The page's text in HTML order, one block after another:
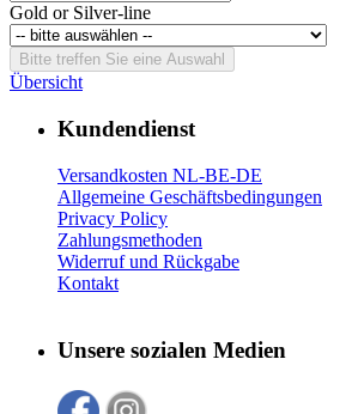
Gold or Silver-line
Bitte treffen Sie eine Auswahl
Übersicht
Kundendienst
Versandkosten NL-BE-DE
Allgemeine Geschäftsbedingungen
Privacy Policy
Zahlungsmethoden
Widerruf und Rückgabe
Kontakt
Unsere sozialen Medien